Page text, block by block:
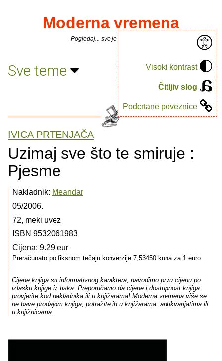
Visoki kontrast
Čitljiv slog
Podcrtane poveznice
Moderna vremena
Pogledaj... sve je puno knjiga.
Sve teme
IVICA PRTENJAČA
Uzimaj sve što te smiruje :
Pjesme
Nakladnik: Meandar
05/2006.
72, meki uvez
ISBN 9532061983
Cijena: 9.29 eur
Preračunato po fiksnom tečaju konverzije 7,53450 kuna za 1 euro
Cijene knjiga su informativnog karaktera, navodimo prvu cijenu po
izlasku knjige iz tiska. Preporučamo da cijene i dostupnost knjiga
provjerite kod nakladnika ili u knjižarama! Moderna vremena više se
ne bave prodajom knjiga, potražite ih u knjižarama, antikvarijatima ili
u knjižnicama.